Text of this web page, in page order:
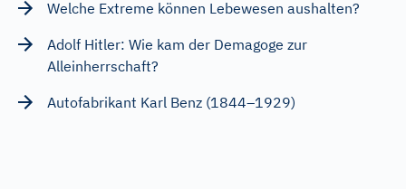
Welche Extreme können Lebewesen aushalten?
Adolf Hitler: Wie kam der Demagoge zur
Alleinherrschaft?
Autofabrikant Karl Benz (1844–1929)